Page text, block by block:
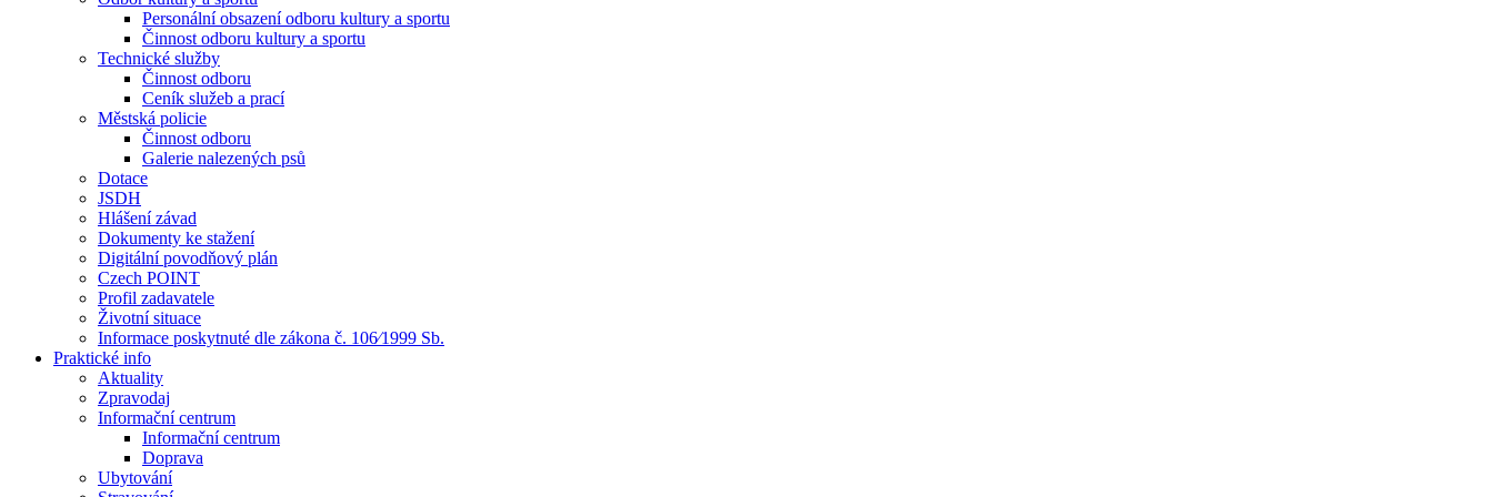
Personální obsazení odboru kultury a sportu
Činnost odboru kultury a sportu
Technické služby
Činnost odboru
Ceník služeb a prací
Městská policie
Činnost odboru
Galerie nalezených psů
Dotace
JSDH
Hlášení závad
Dokumenty ke stažení
Digitální povodňový plán
Czech POINT
Profil zadavatele
Životní situace
Informace poskytnuté dle zákona č. 106⁄1999 Sb.
Praktické info
Aktuality
Zpravodaj
Informační centrum
Informační centrum
Doprava
Ubytování